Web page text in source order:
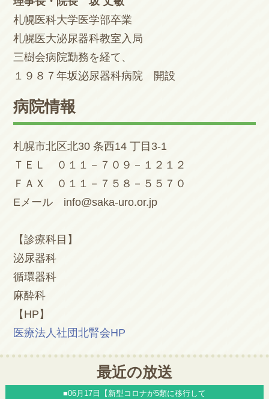
札幌医科大学医学部卒業
札幌医大泌尿器科教室入局
三樹会病院勤務を経て、
１９８７年坂泌尿器科病院 開設
病院情報
札幌市北区北30 条西14 丁目3-1
ＴＥＬ ０１１－７０９－１２１２
ＦＡＸ ０１１－７５８－５５７０
Eメール info@saka-uro.or.jp
【診療科目】
泌尿器科
循環器科
麻酔科
【HP】
医療法人社団北腎会HP
最近の放送
■06月17日【新型コロナが5類に移行して